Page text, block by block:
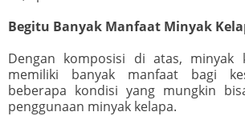
Begitu Banyak Manfaat Minyak
Dengan komposisi di atas, minyak
memiliki banyak manfaat bagi
beberapa kondisi yang mungkin
penggunaan minyak kelapa.